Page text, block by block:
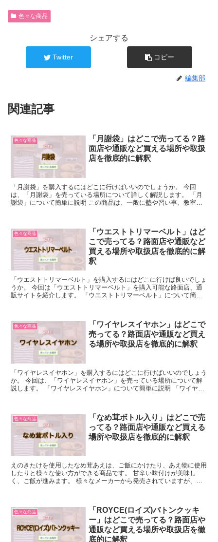
色々な商品
シェアする
Twitter コピー
編集部
関連記事
色々な商品
「月謝袋」はどこで売ってる？路
面店や通販など買える場所や取扱
店を徹底的に解釈
「月謝袋」を購入するにはどこに行けばいいのでしょうか。 今回
は、「月謝袋」を売っている場所について詳しく解説します。 「月
謝袋」について簡単に説明 この商品は、一般に塾や習い事、教室な
色々な商品
「ウエストトリマーベルト」はど
こで売ってる？路面店や通販など
買える場所や取扱店を徹底的に解
釈
「ウエストトリマーベルト」を購入するにはどこに行けば良いでしょ
うか。 今回は「ウエストトリマーベルト」を購入可能な路面店、通
販サイトを紹介します。 「ウエストトリマーベルト」について簡単
色々な商品
「ワイヤレスイヤホン」はどこで
売ってる？路面店や通販など買え
る場所や取扱店を徹底的に解釈
「ワイヤレスイヤホン」を購入するにはどこに行けばいいのでしょう
か。 今回は、「ワイヤレスイヤホン」を売っている場所について解
説します。 「ワイヤレスイヤホン」について簡単に説明 「ワイヤレ
色々な商品
「なめ茸ボトル入り」はどこで売
ってる？路面店や通販など買える
場所や取扱店を徹底的に解釈
えのきたけを使用したなめ茸あえは、ご飯にかけたり、あえ物に使用
したりと様々な使い方ができる商品です。 甘辛い味付けが美味し
く、ご飯が進みます。 様々なメーカーから発売されていますが、そ
色々な商品
「ROYCE(ロイズ)バトンクッキ
ー」はどこで売ってる？路面店や
通販など買える場所や取扱店を徹
底的に解釈